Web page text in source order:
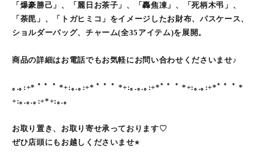
「爆豪勝己」、「麗日お茶子」、「轟焦凍」、「死柄木弔」、
「荼毘」、「トガヒミコ」をイメージしたお財布、パスケース、
ショルダーバッグ、チャーム(全35アイテム)を展開。
商品の詳細はお電話でもお気軽にお問い合わせくださいませ♪
｡.｡:+* ﾟ ゜ﾟ *+:｡.｡:+* ﾟ ゜ﾟ *+:｡.｡.｡:+*ﾟ ゜ﾟ *+:｡.｡:+*ﾟ ゜ﾟ *
+:｡.｡.｡:+*+:｡.｡
お取り置き、お取り寄せ承っております♡
ぜひ店頭にもお越しくださいませ⭐︎